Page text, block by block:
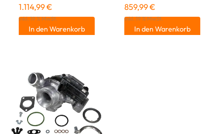
1.114,99€
inkl. 19 % MwSt.
In den Warenkorb
859,99€
inkl. 19 % MwSt.
In den Warenkorb